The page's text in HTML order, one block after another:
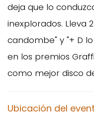
deja que lo
inexplorados. Lleva
candombe" y "+ D
en los premios
como mejor disco
Ubicación del